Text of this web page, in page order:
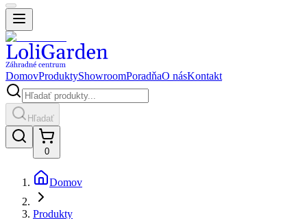
DomovProduktyShowroomPoradňaO násKontakt
Hľadať
0
Domov
Produkty